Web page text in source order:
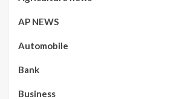
AP NEWS
Automobile
Bank
Business